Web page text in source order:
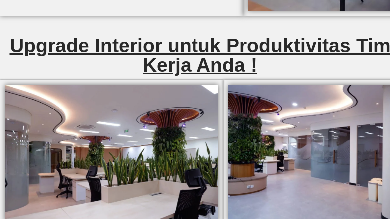
Upgrade Interior untuk Produktivitas Tim
Kerja Anda !